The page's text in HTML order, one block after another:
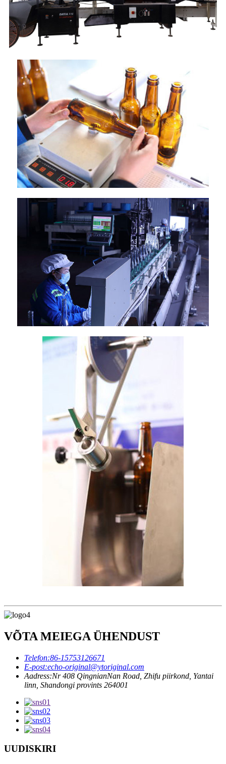
VÕTA MEIEGA ÜHENDUST
Telefon:86-15753126671
E-post:echo-original@ytoriginal.com
Aadress:Nr 408 QingnianNan Road, Zhifu piirkond, Yantai
linn, Shandongi provints 264001
UUDISKIRI